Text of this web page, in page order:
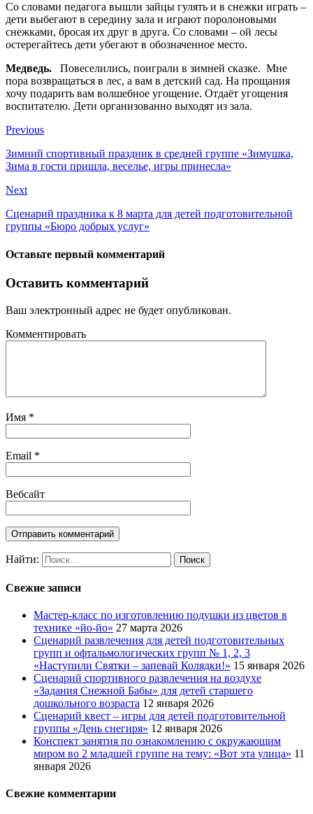
Со словами педагога вышли зайцы гулять и в снежки играть –
дети выбегают в середину зала и играют поролоновыми
снежками, бросая их друг в друга. Со словами – ой лесы
остерегайтесь дети убегают в обозначенное место.
Медведь. Повеселились, поиграли в зимней сказке. Мне
пора возвращаться в лес, а вам в детский сад. На прощания
хочу подарить вам волшебное угощение. Отдаёт угощения
воспитателю. Дети организованно выходят из зала.
Previous
Зимний спортивный праздник в средней группе «Зимушка,
Зима в гости пришла, веселье, игры принесла»
Next
Сценарий праздника к 8 марта для детей подготовительной
группы «Бюро добрых услуг»
Оставьте первый комментарий
Оставить комментарий
Ваш электронный адрес не будет опубликован.
Комментировать
Имя *
Email *
Вебсайт
Найти:
Свежие записи
Мастер-класс по изготовлению подушки из цветов в
технике «йо-йо» 27 марта 2026
Сценарий развлечения для детей подготовительных
групп и офтальмологических групп № 1, 2, 3
«Наступили Святки – запевай Колядки!» 15 января 2026
Сценарий спортивного развлечения на воздухе
«Задания Снежной Бабы» для детей старшего
дошкольного возраста 12 января 2026
Сценарий квест – игры для детей подготовительной
группы «День снегиря» 12 января 2026
Конспект занятия по ознакомлению с окружающим
миром во 2 младшей группе на тему: «Вот эта улица» 11
января 2026
Свежие комментарии